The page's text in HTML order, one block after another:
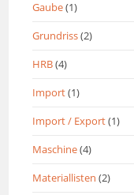
Gaube(1)
Grundriss(2)
HRB(4)
Import(1)
Import / Export(1)
Maschine(4)
Materiallisten (2)